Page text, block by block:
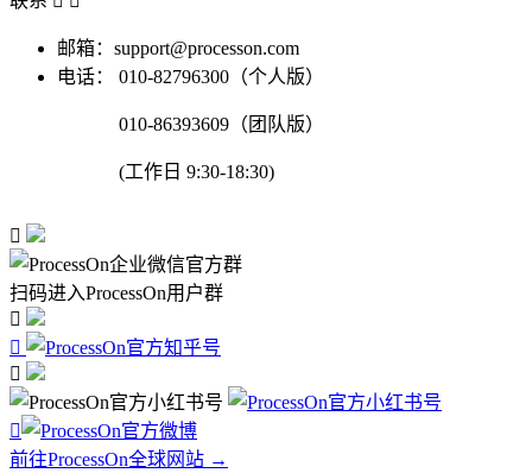
邮箱：support@processon.com
电话：
010-82796300（个人版）
010-86393609（团队版）
(工作日 9:30-18:30)

扫码进入ProcessOn用户群




前往ProcessOn全球网站 →